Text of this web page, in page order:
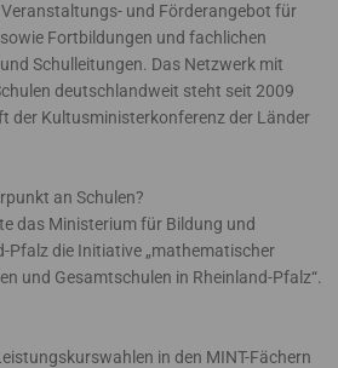
Veranstaltungs- und Förderangebot für
Fortbildungen und fachlichen
Schulleitungen. Das Netzwerk mit
deutschlandweit steht seit 2009
der Kultusministerkonferenz der Länder
an Schulen?
das Ministerium für Bildung und
Pfalz die Initiative „mathematischer
und Gesamtschulen in Rheinland-Pfalz“.
in den MINT-Fächern